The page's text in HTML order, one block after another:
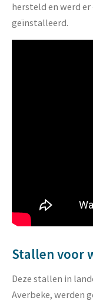
hersteld en werd
geïnstalleerd.
Stallen voor
Deze stallen in
Averbeke, werden